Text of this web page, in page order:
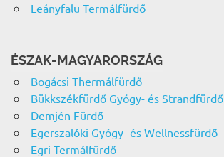
Leányfalu Termálfürdő
ÉSZAK-MAGYARORSZÁG
Bogácsi Thermálfürdő
Bükkszékfürdő Gyógy- és Strandfürdő
Demjén Fürdő
Egerszalóki Gyógy- és Wellnessfürdő
Egri Termálfürdő